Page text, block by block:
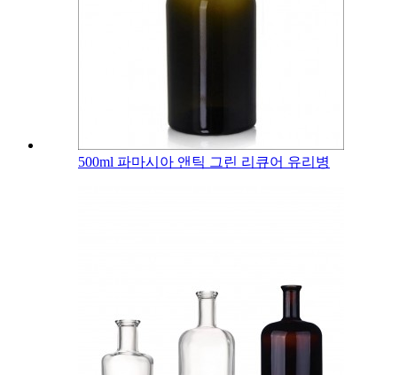
500ml 파마시아 앤틱 그린 리큐어 유리병